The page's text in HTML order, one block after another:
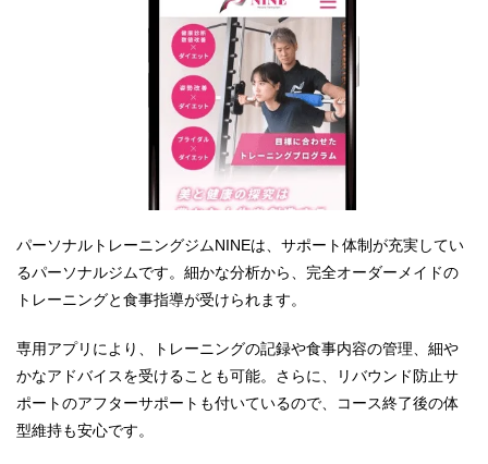
パーソナルトレーニングジムNINEは、サポート体制が充実してい
るパーソナルジムです。細かな分析から、完全オーダーメイドの
トレーニングと食事指導が受けられます。
専用アプリにより、トレーニングの記録や食事内容の管理、細や
かなアドバイスを受けることも可能。さらに、リバウンド防止サ
ポートのアフターサポートも付いているので、コース終了後の体
型維持も安心です。